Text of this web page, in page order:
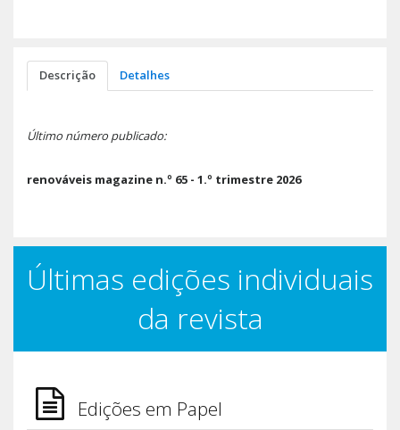
Descrição Detalhes
Último número publicado:
renováveis magazine n.º 65 - 1.º trimestre 2026
Últimas edições individuais
da revista
Edições em Papel